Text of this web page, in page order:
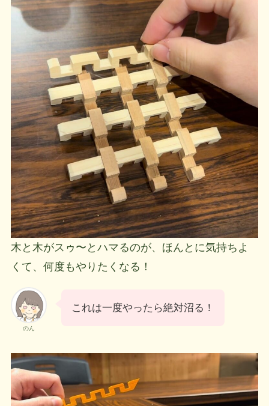
木と木がスゥ〜とハマるのが、ほんとに気持ちよ
くて、何度もやりたくなる！
のん
これは一度やったら絶対沼る！